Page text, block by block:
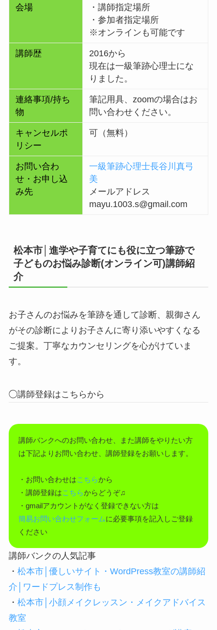
会場
・講師指定場所
・参加者指定場所
※オンラインも可能です
講師歴
2016から
現在は一級筆跡心理士にな
りました。
連絡事項/持ち
物
筆記用具、zoomの場合はお
問い合わせください。
キャンセルポ
リシー
可（無料）
お問い合わ
せ・お申し込
み先
一級筆跡心理士長谷川真弓
美
メールアドレス
mayu.1003.s@gmail.com
松本市│進学や子育てにも役に立つ筆跡で
子どものお悩み診断(オンライン可)講師紹
介
お子さんのお悩みを筆跡を通して診断、親御さん
がその診断によりお子さんに寄り添いやすくなる
ご提案。丁寧なカウンセリングを心がけていま
す。
◯講師登録はこちらから
講師バンクへのお問い合わせ、また講師をやりたい方
は下記よりお問い合わせ、講師登録をお願いします。
・お問い合わせはこちらから
・講師登録はこちらからどうぞ♫
・gmailアカウントがなく登録できない方は
簡易お問い合わせフォームに必要事項を記入しご登録
ください
講師バンクの人気記事
・ 松本市│優しいサイト・WordPress教室の講師紹
介│ワードプレス制作も
・ 松本市│小顔メイクレッスン・メイクアドバイス
教室